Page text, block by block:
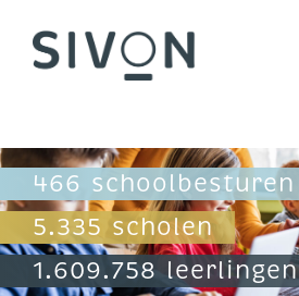
content
466 schoolbesturen
5.335 scholen
1.609.758 leerlingen